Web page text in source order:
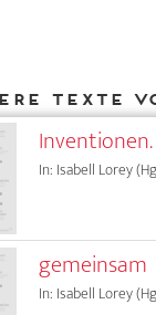
Texte
In: Isabell Lorey
gemeinsam
In: Isabell Lorey